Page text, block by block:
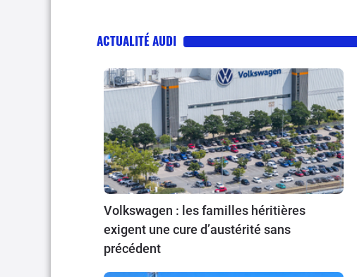
ACTUALITÉ AUDI
Volkswagen : les familles héritières
exigent une cure d’austérité sans
précédent